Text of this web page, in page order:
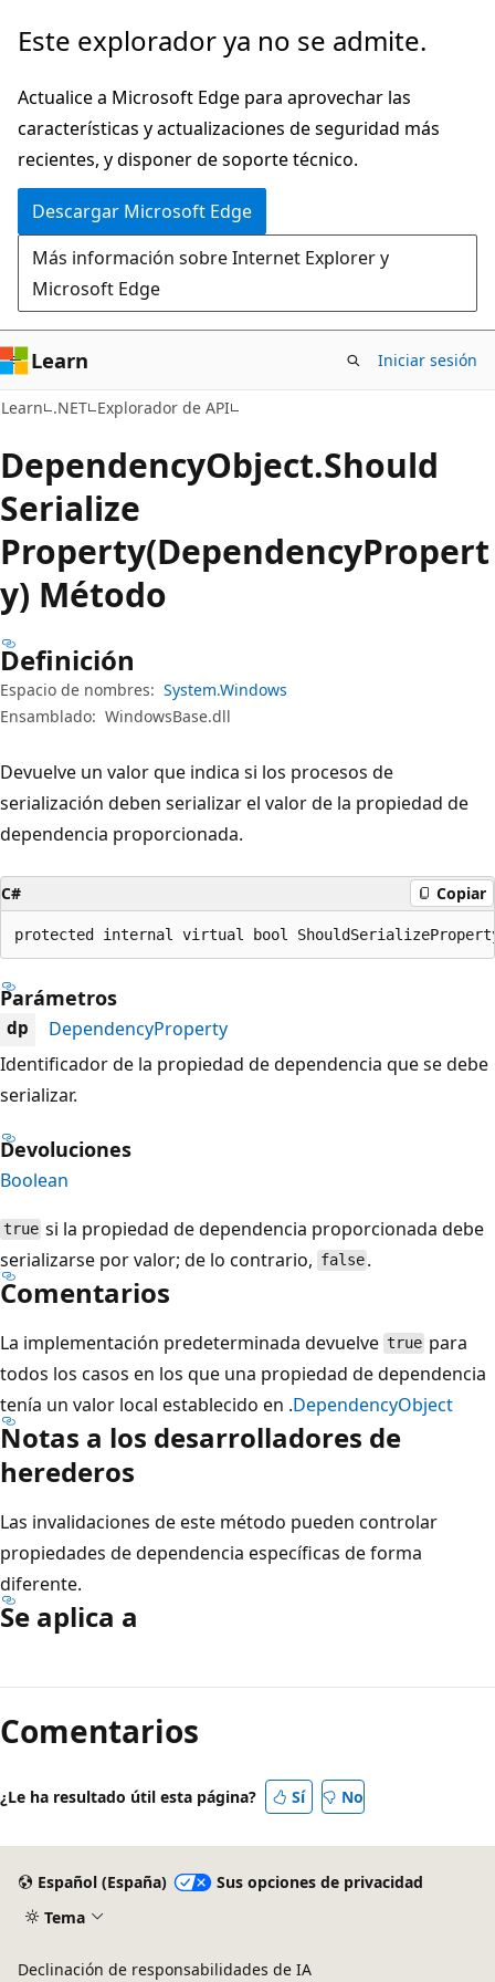
Ir
contenido
principal
Ir
la
navegación
en
la
página
Este explorador ya no se admite.
Actualice a Microsoft Edge para aprovechar las
características y actualizaciones de seguridad más
recientes, y disponer de soporte técnico.
Descargar Microsoft Edge
Más información sobre Internet Explorer y
Microsoft Edge
Learn Iniciar sesión
Learn .NET Explorador de API
DependencyObject.Should
Serialize
Property(DependencyPropert
y) Método
Definición
Espacio de nombres: System.Windows
Ensamblado: WindowsBase.dll
Devuelve un valor que indica si los procesos de
serialización deben serializar el valor de la propiedad de
dependencia proporcionada.
C# Copiar
protected internal virtual bool
Parámetros
dp
DependencyProperty
Identificador de la propiedad de dependencia que se debe
serializar.
Devoluciones
Boolean
true si la propiedad de dependencia proporcionada debe
serializarse por valor; de lo contrario, false .
Comentarios
La implementación predeterminada devuelve true para
todos los casos en los que una propiedad de dependencia
tenía un valor local establecido en .DependencyObject
Notas a los desarrolladores de
herederos
Las invalidaciones de este método pueden controlar
propiedades de dependencia específicas de forma
diferente.
Se aplica a
de
lectura
Comentarios
¿Le ha resultado útil esta página? Sí No
Español (España)
Sus opciones de privacidad
Tema
Declinación de responsabilidades de IA